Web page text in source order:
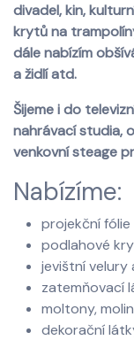
divadel, kin,
krytů na
dále nabízím
a židlí atd.
Šijeme i do
nahrávací studia,
venkovní steage
Nabízíme:
projekční fólie
podlahové
jevištní velury
zatemňovací
moltony,
dekorační